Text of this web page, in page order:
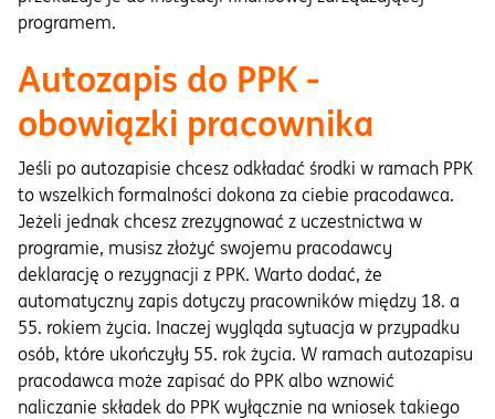
programem.
Autozapis do PPK -
obowiązki pracownika
Jeśli po autozapisie chcesz odkładać środki w ramach PPK
to wszelkich formalności dokona za ciebie pracodawca.
Jeżeli jednak chcesz zrezygnować z uczestnictwa w
programie, musisz złożyć swojemu pracodawcy
deklarację o rezygnacji z PPK. Warto dodać, że
automatyczny zapis dotyczy pracowników między 18. a
55. rokiem życia. Inaczej wygląda sytuacja w przypadku
osób, które ukończyły 55. rok życia. W ramach autozapisu
pracodawca może zapisać do PPK albo wznowić
naliczanie składek do PPK wyłącznie na wniosek takiego